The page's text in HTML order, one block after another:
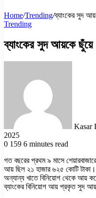
Home/Trending/ব্যাংকের সুদ
Trending
ব্যাংকের সুদ আয়কে
Kasar
2025
0 159 6 minutes read
গত বছরের প্রথম ৯ মাসে
আয় ছিল ২১ হাজার ৬২৫ কোটি
অন্যান্য খাতে বিনিয়োগ থেকে আয়
ব্যাংকের বিনিয়োগ আয় প্রকৃত সুদ